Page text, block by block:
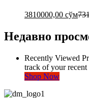
3810000,00 сўм
Недавно
Recently Viewed
track of your
Shop Now